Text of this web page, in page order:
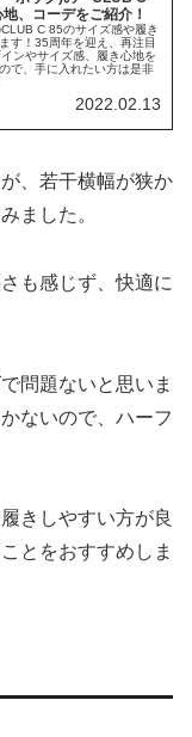
、コーデをご紹介！
C 85のサイズ感や履き
す！35周年を迎え、再注目
ンやサイズ感、履き心地を
で、手に入れたい方は是非
2022.02.13
、若干横幅が狭か
ました。
も感じず、快適に
問題ないと思いま
ないので、ハーフ
きしやすい方が良
とをおすすめしま